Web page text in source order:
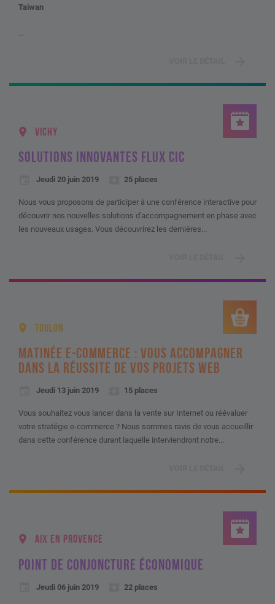
Taiwan
VICHY
SOLUTIONS INNOVANTES FLUX CIC
Jeudi 20 juin 2019 25 places
Nous vous proposons de participer à une conférence interactive pour
découvrir nos nouvelles solutions d'accompagnement en phase avec
les nouveaux usages. Vous découvrirez les dernières...
TOULON
MATINÉE E-COMMERCE : VOUS ACCOMPAGNER
DANS LA RÉUSSITE DE VOS PROJETS WEB
Jeudi 13 juin 2019 15 places
Vous souhaitez vous lancer dans la vente sur Internet ou réévaluer
votre stratégie e-commerce ? Nous sommes ravis de vous accueillir
dans cette conférence durant laquelle interviendront notre...
AIX EN PROVENCE
POINT DE CONJONCTURE ÉCONOMIQUE
Jeudi 06 juin 2019 22 places